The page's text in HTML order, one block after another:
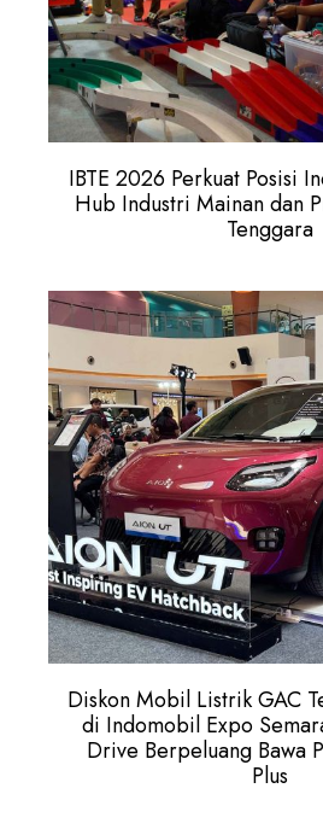
IBTE 2026 Perkuat Posisi
Hub Industri Mainan dan
Tenggara
Diskon Mobil Listrik GAC
di Indomobil Expo
Drive Berpeluang Bawa
Plus